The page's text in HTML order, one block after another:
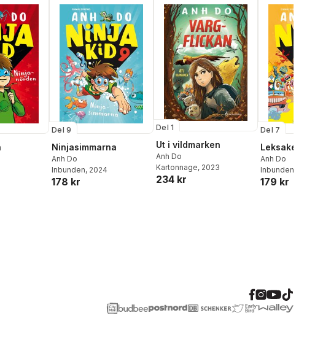
Totalt antal röster:
Del 9
Ninjasimmarna
Anh Do
Inbunden, 2024
178 kr
Del 1
Ut i vildmarken
Anh Do
Kartonnage, 2023
234 kr
Del 7
Leksakerna
Anh Do
Inbunden
179 kr